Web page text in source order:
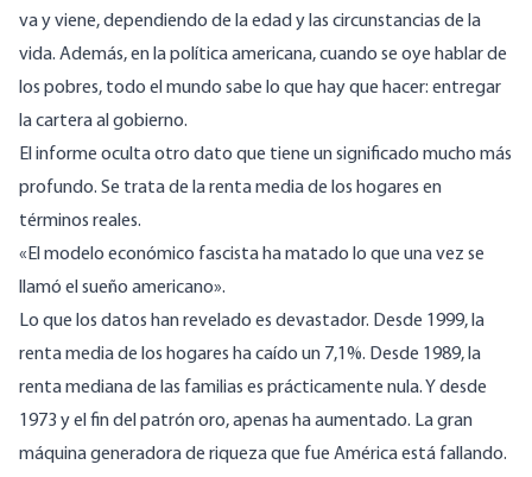
va y viene, dependiendo de la edad y las circunstancias de la
vida. Además, en la política americana, cuando se oye hablar de
los pobres, todo el mundo sabe lo que hay que hacer: entregar
la cartera al gobierno.
El informe oculta otro dato que tiene un significado mucho más
profundo. Se trata de la renta media de los hogares en
términos reales.
«El modelo económico fascista ha matado lo que una vez se
llamó el sueño americano».
Lo que los datos han revelado es devastador. Desde 1999, la
renta media de los hogares ha caído un 7,1%. Desde 1989, la
renta mediana de las familias es prácticamente nula. Y desde
1973 y el fin del patrón oro, apenas ha aumentado. La gran
máquina generadora de riqueza que fue América está fallando.